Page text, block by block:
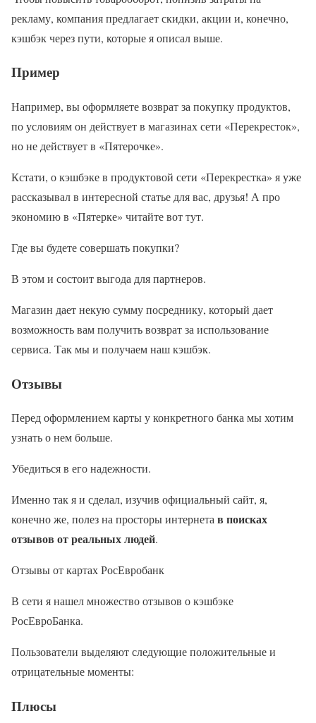
рекламу, компания предлагает скидки, акции и, конечно,
кэшбэк через пути, которые я описал выше.
Пример
Например, вы оформляете возврат за покупку продуктов,
по условиям он действует в магазинах сети «Перекресток»,
но не действует в «Пятерочке».
Кстати, о кэшбэке в продуктовой сети «Перекрестка» я уже
рассказывал в интересной статье для вас, друзья! А про
экономию в «Пятерке» читайте вот тут.
Где вы будете совершать покупки?
В этом и состоит выгода для партнеров.
Магазин дает некую сумму посреднику, который дает
возможность вам получить возврат за использование
сервиса. Так мы и получаем наш кэшбэк.
Отзывы
Перед оформлением карты у конкретного банка мы хотим
узнать о нем больше.
Убедиться в его надежности.
Именно так я и сделал, изучив официальный сайт, я,
конечно же, полез на просторы интернетав поисках
отзывов от реальных людей.
Отзывы от картах РосЕвробанк
В сети я нашел множество отзывов о кэшбэке
РосЕвроБанка.
Пользователи выделяют следующие положительные и
отрицательные моменты:
Плюсы